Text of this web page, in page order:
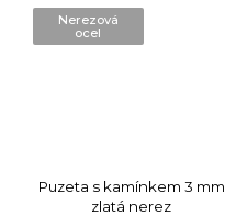
Nerezová
ocel
Puzeta s kamínkem 3 mm
zlatá nerez